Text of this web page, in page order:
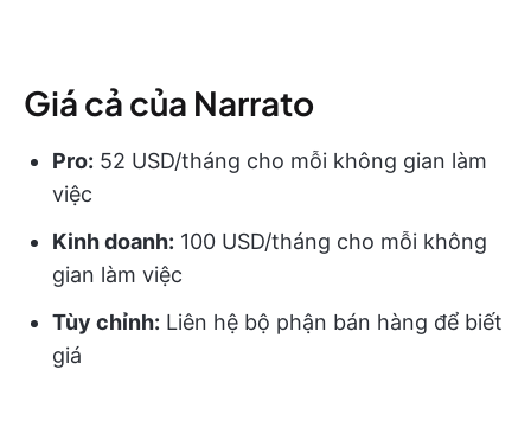
Giá cả của Narrato
Pro: 52 USD/tháng cho mỗi không gian làm
việc
Kinh doanh: 100 USD/tháng cho mỗi không
gian làm việc
Tùy chỉnh: Liên hệ bộ phận bán hàng để biết
giá